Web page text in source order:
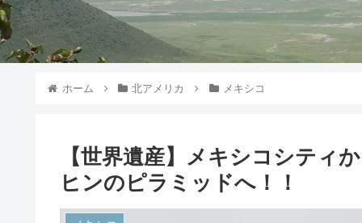
ホーム 北アメリカ メキシコ
【世界遺産】メキシコシティ
ヒンのピラミッドへ！！